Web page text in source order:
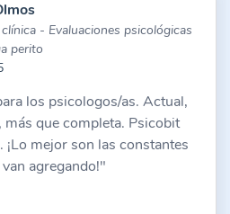
- Evaluaciones psicológicas
perito
los psicologos/as. Actual,
que completa. Psicobit
¡Lo mejor son las constantes
agregando!"